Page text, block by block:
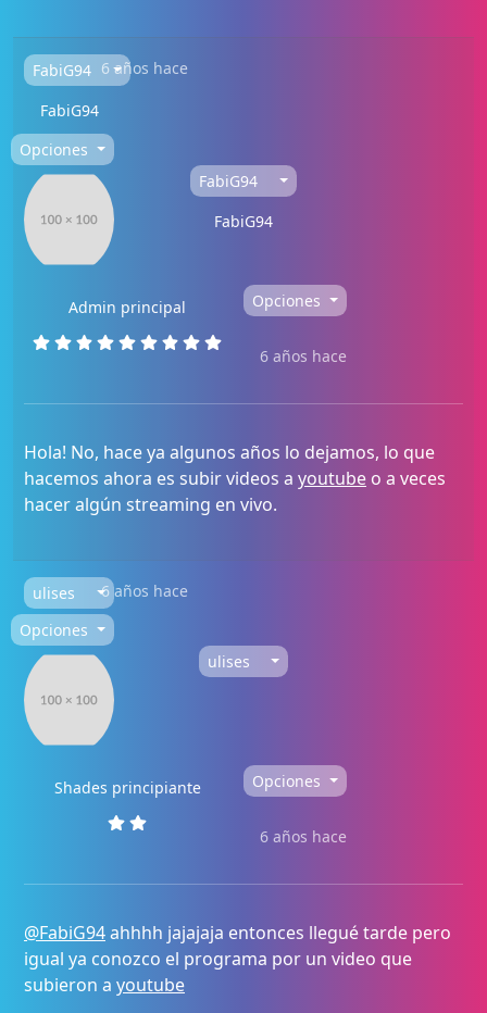
FabiG94
FabiG94
6 años hace
Opciones
FabiG94
FabiG94
Admin principal Opciones
6 años hace
Hola! No, hace ya algunos años lo dejamos, lo que
hacemos ahora es subir videos a youtube o a veces
hacer algún streaming en vivo.
ulises
6 años hace
Opciones
ulises
Shades principiante Opciones
6 años hace
@FabiG94ahhhh jajajaja entonces llegué tarde pero
igual ya conozco el programa por un video que
subieron a youtube